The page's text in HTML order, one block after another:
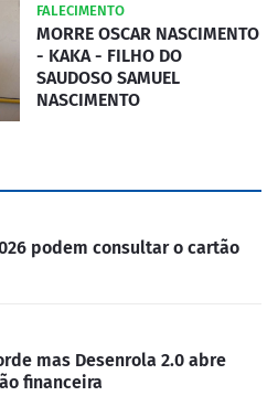
FALECIMENTO
MORRE OSCAR NASCIMENTO
- KAKA - FILHO DO
SAUDOSO SAMUEL
NASCIMENTO
podem consultar o cartão
mas Desenrola 2.0 abre
financeira